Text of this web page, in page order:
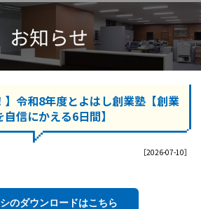
】令和8年度とよはし創業塾【創業
自信にかえる6日間】
［2026-07-10］
のダウンロードはこちら